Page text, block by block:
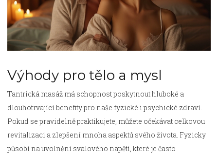
Výhody pro tělo a mysl
Tantrická masáž má schopnost poskytnout hluboké a
dlouhotrvající benefity pro naše fyzické i psychické zdraví.
Pokud se pravidelně praktikujete, můžete očekávat celkovou
revitalizaci a zlepšení mnoha aspektů svého života. Fyzicky
působí na uvolnění svalového napětí, které je často